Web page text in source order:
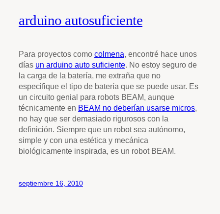
arduino autosuficiente
Para proyectos como colmena, encontré hace unos
días un arduino auto suficiente. No estoy seguro de
la carga de la batería, me extraña que no
especifique el tipo de batería que se puede usar. Es
un circuito genial para robots BEAM, aunque
técnicamente en BEAM no deberían usarse micros,
no hay que ser demasiado rigurosos con la
definición. Siempre que un robot sea autónomo,
simple y con una estética y mecánica
biológicamente inspirada, es un robot BEAM.
septiembre 16, 2010